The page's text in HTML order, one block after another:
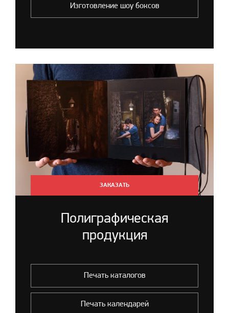
Изготовление шоу боксов
ЗАКАЗАТЬ
Полиграфическая
продукция
Печать каталогов
Печать календарей